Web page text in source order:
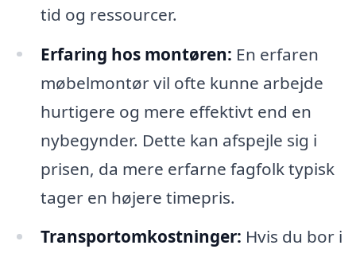
tid og ressourcer.
Erfaring hos montøren: En erfaren
møbelmontør vil ofte kunne arbejde
hurtigere og mere effektivt end en
nybegynder. Dette kan afspejle sig i
prisen, da mere erfarne fagfolk typisk
tager en højere timepris.
Transportomkostninger: Hvis du bor i